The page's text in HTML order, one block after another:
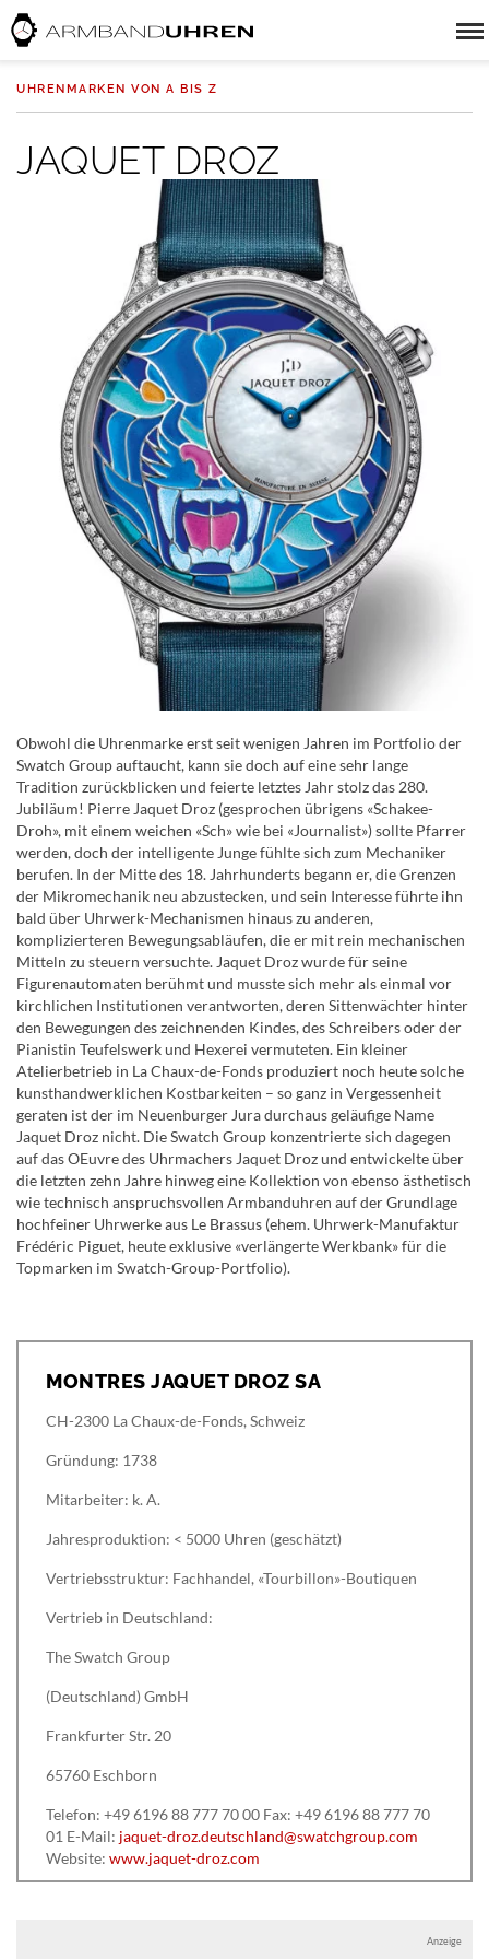
UHRENMARKEN VON A BIS Z
JAQUET DROZ
Obwohl die Uhrenmarke erst seit wenigen Jahren im Portfolio der
Swatch Group auftaucht, kann sie doch auf eine sehr lange
Tradition zurückblicken und feierte letztes Jahr stolz das 280.
Jubiläum! Pierre Jaquet Droz (gesprochen übrigens «Schakee-
Droh», mit einem weichen «Sch» wie bei «Journalist») sollte Pfarrer
werden, doch der intelligente Junge fühlte sich zum Mechaniker
berufen. In der Mitte des 18. Jahrhunderts begann er, die Grenzen
der Mikromechanik neu abzustecken, und sein Interesse führte ihn
bald über Uhrwerk-Mechanismen hinaus zu anderen,
komplizierteren Bewegungsabläufen, die er mit rein mechanischen
Mitteln zu steuern versuchte. Jaquet Droz wurde für seine
Figurenautomaten berühmt und musste sich mehr als einmal vor
kirchlichen Institutionen verantworten, deren Sittenwächter hinter
den Bewegungen des zeichnenden Kindes, des Schreibers oder der
Pianistin Teufelswerk und Hexerei vermuteten. Ein kleiner
Atelierbetrieb in La Chaux-de-Fonds produziert noch heute solche
kunsthandwerklichen Kostbarkeiten – so ganz in Vergessenheit
geraten ist der im Neuenburger Jura durchaus geläufige Name
Jaquet Droz nicht. Die Swatch Group konzentrierte sich dagegen
auf das OEuvre des Uhrmachers Jaquet Droz und entwickelte über
die letzten zehn Jahre hinweg eine Kollektion von ebenso ästhetisch
wie technisch anspruchsvollen Armbanduhren auf der Grundlage
hochfeiner Uhrwerke aus Le Brassus (ehem. Uhrwerk-Manufaktur
Frédéric Piguet, heute exklusive «verlängerte Werkbank» für die
Topmarken im Swatch-Group-Portfolio).
MONTRES JAQUET DROZ SA
CH-2300 La Chaux-de-Fonds, Schweiz
Gründung: 1738
Mitarbeiter: k. A.
Jahresproduktion: < 5000 Uhren (geschätzt)
Vertriebsstruktur: Fachhandel, «Tourbillon»-Boutiquen
Vertrieb in Deutschland:
The Swatch Group
(Deutschland) GmbH
Frankfurter Str. 20
65760 Eschborn
Telefon: +49 6196 88 777 70 00 Fax: +49 6196 88 777 70
01 E-Mail: jaquet-droz.deutschland@swatchgroup.com
Website: www.jaquet-droz.com
Anzeige